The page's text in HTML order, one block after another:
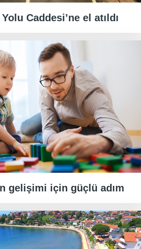
Caddesi’ne el atıldı
gelişimi için güçlü adım